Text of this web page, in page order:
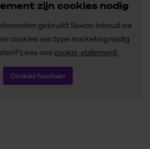
zijn coo­kies no­dig
gebruikt Saxion inhoud via
cookies van type marketing nodig
Lees ons cookie-statement.
Cookies toestaan